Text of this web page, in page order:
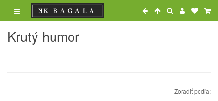
Krutý humor
Zoradiť podľa: